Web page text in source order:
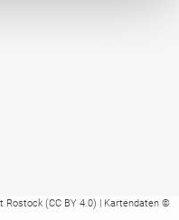
(CC BY 4.0) | Kartendaten ©